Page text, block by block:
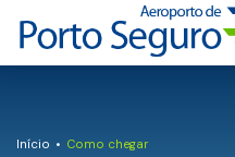
Início Como chegar